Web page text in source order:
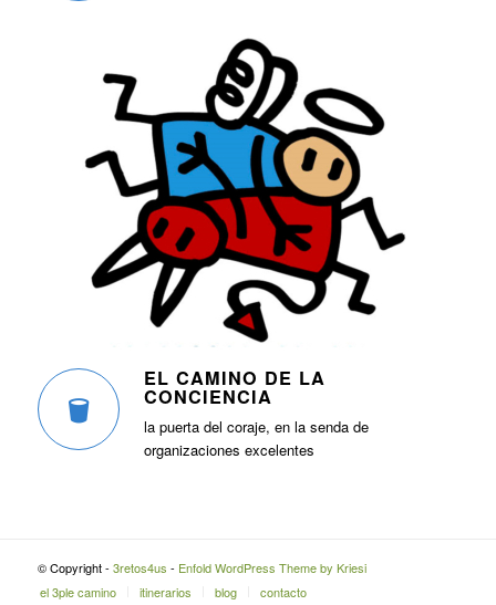
EL CAMINO DE LA
CONCIENCIA
la puerta del coraje, en la senda de
organizaciones excelentes
© Copyright - 3retos4us - Enfold WordPress Theme by Kriesi
el 3ple camino
itinerarios blog contacto